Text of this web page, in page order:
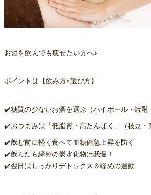
お酒を飲んでも痩せたい方へ♪
ポイントは【飲み方×選び方】
✔️糖質の少ないお酒を選ぶ（ハイボール・焼酎
✔️おつまみは「低脂質・高たんぱく」（枝豆・
✔️飲む前に軽く食べて血糖値急上昇を防ぐ
✔️飲んだら締めの炭水化物は我慢！
✔️翌日はしっかりデトックス＆軽めの運動